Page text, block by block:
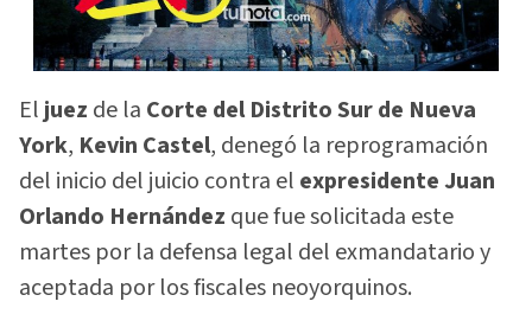
Eljuez de la Corte del Distrito Sur de Nueva
York, Kevin Castel, denegó la reprogramación
del inicio del juicio contra el expresidente Juan
Orlando Hernández que fue solicitada este
martes por la defensa legal del exmandatario y
aceptada por los fiscales neoyorquinos.